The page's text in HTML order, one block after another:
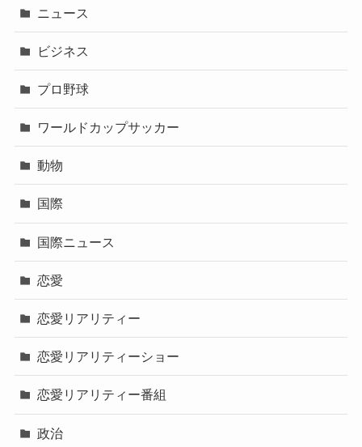
ニュース
ビジネス
プロ野球
ワールドカップサッカー
動物
国際
国際ニュース
恋愛
恋愛リアリティー
恋愛リアリティーショー
恋愛リアリティー番組
政治